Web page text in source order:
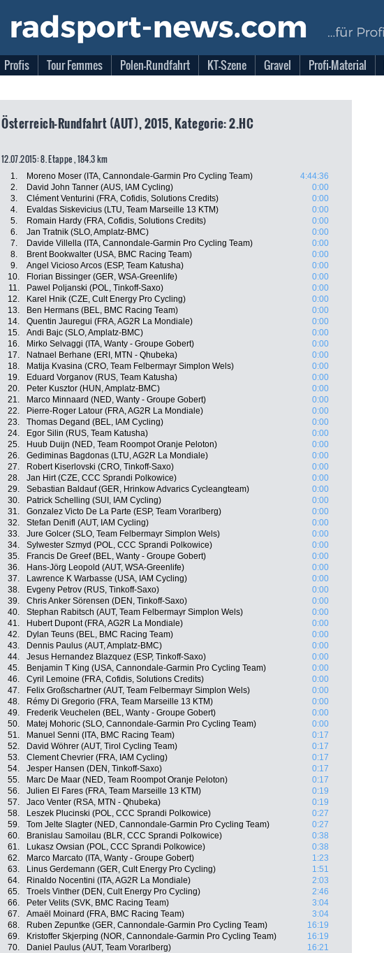
Profis Tour Femmes Polen-Rundfahrt KT-Szene Gravel Profi-Material
Österreich-Rundfahrt (AUT), 2015, Kategorie: 2.HC
12.07.2015: 8. Etappe , 184.3 km
1. Moreno Moser (ITA, Cannondale-Garmin Pro Cycling Team)
4:44:36
2.
David John Tanner (AUS, IAM Cycling)
0:00
3.
Clément Venturini (FRA, Cofidis, Solutions Credits)
0:00
4.
Evaldas Siskevicius (LTU, Team Marseille 13 KTM)
0:00
5.
Romain Hardy (FRA, Cofidis, Solutions Credits)
0:00
6.
Jan Tratnik (SLO, Amplatz-BMC)
0:00
7.
Davide Villella (ITA, Cannondale-Garmin Pro Cycling Team)
0:00
8.
Brent Bookwalter (USA, BMC Racing Team)
0:00
9.
Angel Vicioso Arcos (ESP, Team Katusha)
0:00
10.
Florian Bissinger (GER, WSA-Greenlife)
0:00
11.
Pawel Poljanski (POL, Tinkoff-Saxo)
0:00
12.
Karel Hnik (CZE, Cult Energy Pro Cycling)
0:00
13.
Ben Hermans (BEL, BMC Racing Team)
0:00
14.
Quentin Jauregui (FRA, AG2R La Mondiale)
0:00
15.
Andi Bajc (SLO, Amplatz-BMC)
0:00
16.
Mirko Selvaggi (ITA, Wanty - Groupe Gobert)
0:00
17.
Natnael Berhane (ERI, MTN - Qhubeka)
0:00
18.
Matija Kvasina (CRO, Team Felbermayr Simplon Wels)
0:00
19.
Eduard Vorganov (RUS, Team Katusha)
0:00
20.
Peter Kusztor (HUN, Amplatz-BMC)
0:00
21.
Marco Minnaard (NED, Wanty - Groupe Gobert)
0:00
22.
Pierre-Roger Latour (FRA, AG2R La Mondiale)
0:00
23.
Thomas Degand (BEL, IAM Cycling)
0:00
24.
Egor Silin (RUS, Team Katusha)
0:00
25.
Huub Duijn (NED, Team Roompot Oranje Peloton)
0:00
26.
Gediminas Bagdonas (LTU, AG2R La Mondiale)
0:00
27.
Robert Kiserlovski (CRO, Tinkoff-Saxo)
0:00
28.
Jan Hirt (CZE, CCC Sprandi Polkowice)
0:00
29.
Sebastian Baldauf (GER, Hrinkow Advarics Cycleangteam)
0:00
30.
Patrick Schelling (SUI, IAM Cycling)
0:00
31.
Gonzalez Victo De La Parte (ESP, Team Vorarlberg)
0:00
32.
Stefan Denifl (AUT, IAM Cycling)
0:00
33.
Jure Golcer (SLO, Team Felbermayr Simplon Wels)
0:00
34.
Sylwester Szmyd (POL, CCC Sprandi Polkowice)
0:00
35.
Francis De Greef (BEL, Wanty - Groupe Gobert)
0:00
36.
Hans-Jörg Leopold (AUT, WSA-Greenlife)
0:00
37.
Lawrence K Warbasse (USA, IAM Cycling)
0:00
38.
Evgeny Petrov (RUS, Tinkoff-Saxo)
0:00
39.
Chris Anker Sörensen (DEN, Tinkoff-Saxo)
0:00
40.
Stephan Rabitsch (AUT, Team Felbermayr Simplon Wels)
0:00
41.
Hubert Dupont (FRA, AG2R La Mondiale)
0:00
42.
Dylan Teuns (BEL, BMC Racing Team)
0:00
43.
Dennis Paulus (AUT, Amplatz-BMC)
0:00
44.
Jesus Hernandez Blazquez (ESP, Tinkoff-Saxo)
0:00
45.
Benjamin T King (USA, Cannondale-Garmin Pro Cycling Team)
0:00
46.
Cyril Lemoine (FRA, Cofidis, Solutions Credits)
0:00
47.
Felix Großschartner (AUT, Team Felbermayr Simplon Wels)
0:00
48.
Rémy Di Gregorio (FRA, Team Marseille 13 KTM)
0:00
49.
Frederik Veuchelen (BEL, Wanty - Groupe Gobert)
0:00
50.
Matej Mohoric (SLO, Cannondale-Garmin Pro Cycling Team)
0:00
51.
Manuel Senni (ITA, BMC Racing Team)
0:17
52.
David Wöhrer (AUT, Tirol Cycling Team)
0:17
53.
Clement Chevrier (FRA, IAM Cycling)
0:17
54.
Jesper Hansen (DEN, Tinkoff-Saxo)
0:17
55.
Marc De Maar (NED, Team Roompot Oranje Peloton)
0:17
56.
Julien El Fares (FRA, Team Marseille 13 KTM)
0:19
57.
Jaco Venter (RSA, MTN - Qhubeka)
0:19
58.
Leszek Plucinski (POL, CCC Sprandi Polkowice)
0:27
59.
Tom Jelte Slagter (NED, Cannondale-Garmin Pro Cycling Team)
0:27
60.
Branislau Samoilau (BLR, CCC Sprandi Polkowice)
0:38
61.
Lukasz Owsian (POL, CCC Sprandi Polkowice)
0:38
62.
Marco Marcato (ITA, Wanty - Groupe Gobert)
1:23
63.
Linus Gerdemann (GER, Cult Energy Pro Cycling)
1:51
64.
Rinaldo Nocentini (ITA, AG2R La Mondiale)
2:03
65.
Troels Vinther (DEN, Cult Energy Pro Cycling)
2:46
66.
Peter Velits (SVK, BMC Racing Team)
3:04
67.
Amaël Moinard (FRA, BMC Racing Team)
3:04
68.
Ruben Zepuntke (GER, Cannondale-Garmin Pro Cycling Team)
16:19
69.
Kristoffer Skjerping (NOR, Cannondale-Garmin Pro Cycling Team)
16:19
70.
Daniel Paulus (AUT, Team Vorarlberg)
16:21
Facebook
Twitter
Newsletter: